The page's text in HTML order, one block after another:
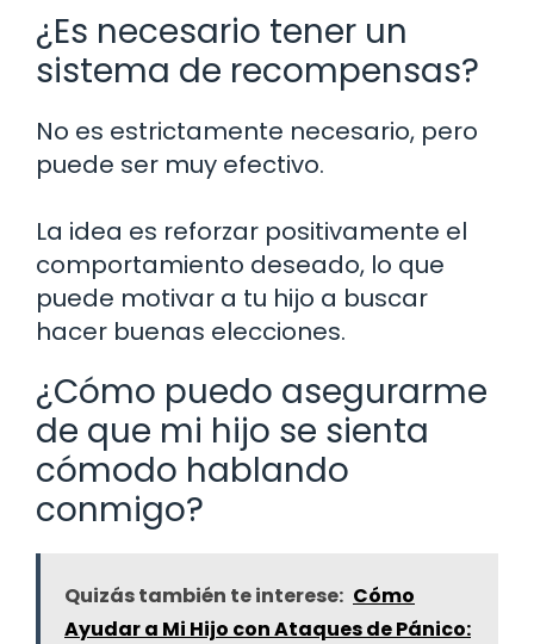
¿Es necesario tener un
sistema de recompensas?
No es estrictamente necesario, pero
puede ser muy efectivo.
La idea es reforzar positivamente el
comportamiento deseado, lo que
puede motivar a tu hijo a buscar
hacer buenas elecciones.
¿Cómo puedo asegurarme
de que mi hijo se sienta
cómodo hablando
conmigo?
Quizás también te interese: Cómo
Ayudar a Mi Hijo con Ataques de Pánico: